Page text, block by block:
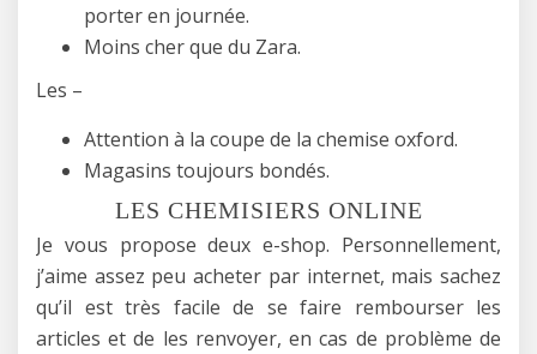
porter en journée.
Moins cher que du Zara.
Les –
Attention à la coupe de la chemise oxford.
Magasins toujours bondés.
LES CHEMISIERS ONLINE
Je vous propose deux e-shop. Personnellement,
j’aime assez peu acheter par internet, mais sachez
qu’il est très facile de se faire rembourser les
articles et de les renvoyer, en cas de problème de